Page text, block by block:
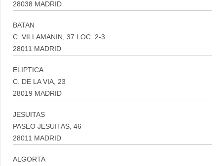
28038 MADRID
BATAN
C. VILLAMANIN, 37 LOC. 2-3
28011 MADRID
ELIPTICA
C. DE LA VIA, 23
28019 MADRID
JESUITAS
PASEO JESUITAS, 46
28011 MADRID
ALGORTA